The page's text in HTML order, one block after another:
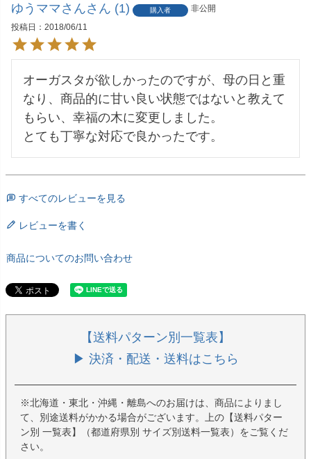
ゆうママさん 1 購入者
非公開
投稿日
2018/06/11
オーガスタが欲しかったのですが、母の日と重
なり、商品的に甘い良い状態ではないと教えて
もらい、幸福の木に変更しました。
とても丁寧な対応で良かったです。
すべてのレビューを見る
レビューを書く
商品についてのお問い合わせ
【送料パターン別一覧表】
▶ 決済・配送・送料はこちら
※北海道・東北・沖縄・離島へのお届けは、商品によりまし
て、別途送料がかかる場合がございます。上の【送料パター
ン別 一覧表】（都道府県別 サイズ別送料一覧表）をご覧くだ
さい。